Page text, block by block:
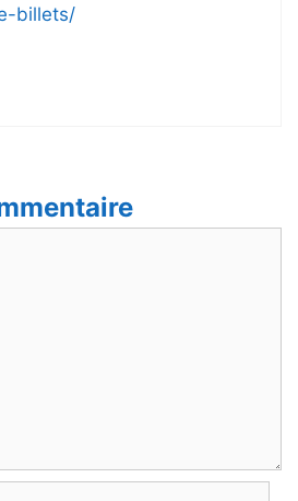
billets/